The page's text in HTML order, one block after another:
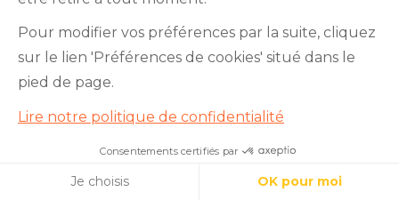
Apprenez l’anglais professionnel
Facebook Twitter LinkedIn
Pour modifier vos préférences par la suite, cliquez
sur le lien 'Préférences de cookies' situé dans le
pied de page.
Lire notre politique de confidentialité
Consentements certifiés par
Je choisis OK pour moi
Cookies